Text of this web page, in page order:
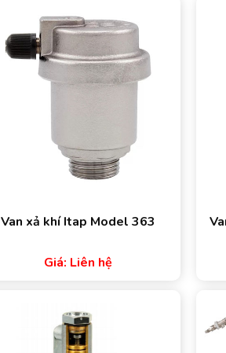
Van xả khí Itap Model 363
Giá: Liên hệ